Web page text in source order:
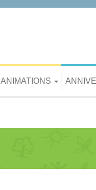
ANIMATIONS